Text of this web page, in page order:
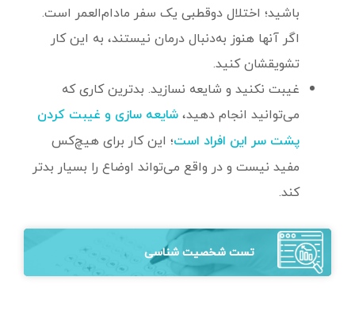
باشید؛ اختلال دوقطبی یک سفر مادام‌العمر است.
اگر آنها هنوز به‌دنبال درمان نیستند، به این کار
تشویقشان کنید.
غیبت نکنید و شایعه نسازید. بدترین کاری که
می‌توانید انجام دهید، شایعه سازی و غیبت کردن
پشت سر این افراد است؛ این کار برای هیچ‌کس
مفید نیست و در واقع می‌تواند اوضاع را بسیار بدتر
کند.
تست شخصیت شناسی